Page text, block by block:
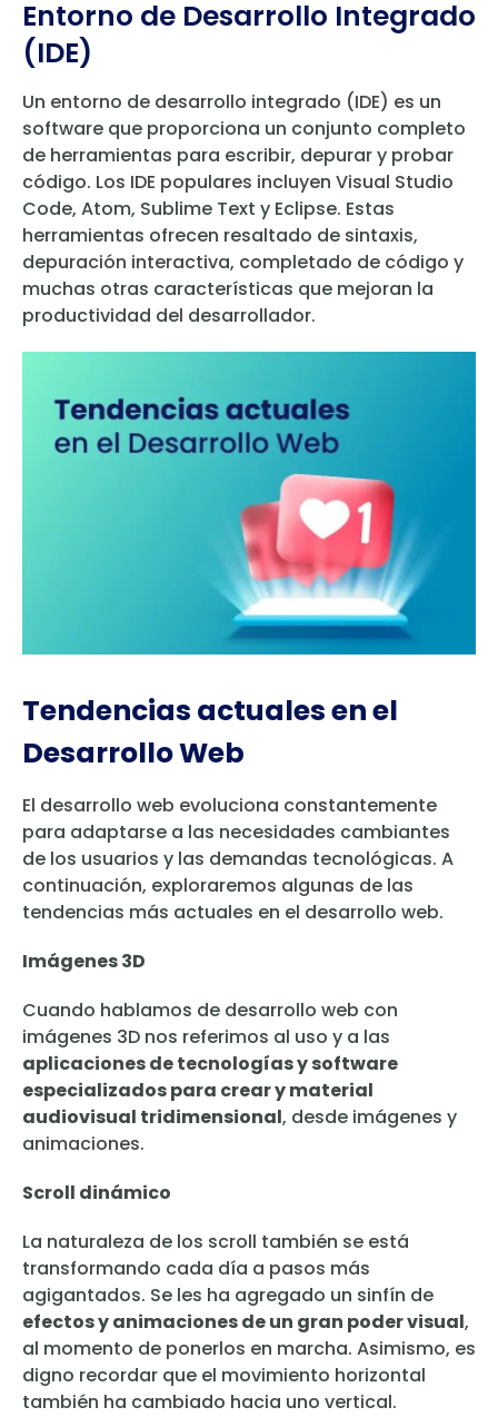
Entorno de Desarrollo Integrado
(IDE)
Un entorno de desarrollo integrado (IDE) es un
software que proporciona un conjunto completo
de herramientas para escribir, depurar y probar
código. Los IDE populares incluyen Visual Studio
Code, Atom, Sublime Text y Eclipse. Estas
herramientas ofrecen resaltado de sintaxis,
depuración interactiva, completado de código y
muchas otras características que mejoran la
productividad del desarrollador.
Tendencias actuales en el
Desarrollo Web
El desarrollo web evoluciona constantemente
para adaptarse a las necesidades cambiantes
de los usuarios y las demandas tecnológicas. A
continuación, exploraremos algunas de las
tendencias más actuales en el desarrollo web.
Imágenes 3D
Cuando hablamos de desarrollo web con
imágenes 3D nos referimos al uso y a las
aplicaciones de tecnologías y software
especializados para crear y material
audiovisual tridimensional, desde imágenes y
animaciones.
Scroll dinámico
La naturaleza de los scroll también se está
transformando cada día a pasos más
agigantados. Se les ha agregado un sinfín de
efectos y animaciones de un gran poder visual,
al momento de ponerlos en marcha. Asimismo, es
digno recordar que el movimiento horizontal
también ha cambiado hacia uno vertical.